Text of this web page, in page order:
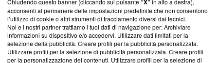
Team editoriale
Corporate
Redazione
Chiudendo questo banner (cliccando sul pulsante“X”in alto a destra),
acconsenti al permanere delle impostazioni predefinite che non consentono
l’utilizzo di cookie o altri strumenti di tracciamento diversi dai tecnici.
Noi e i nostri partner trattiamo i tuoi dati di navigazione per: Archiviare
informazioni su dispositivo e/o accedervi. Utilizzare dati limitati per la
selezione della pubblicità. Creare profili per la pubblicità personalizzata.
Utilizzare profili per la selezione di pubblicità personalizzata. Creare profili
per la personalizzazione dei contenuti. Utilizzare profili per la selezione di